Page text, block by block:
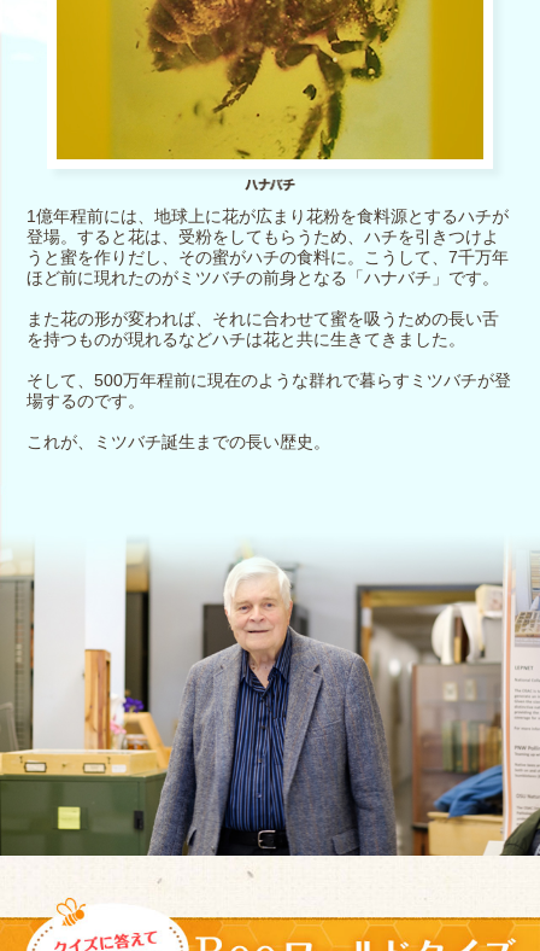
1億年程前には、地球上に花が広まり花粉を食料源とするハチが
登場。すると花は、受粉をしてもらうため、ハチを引きつけよ
うと蜜を作りだし、その蜜がハチの食料に。こうして、7千万年
ほど前に現れたのがミツバチの前身となる「ハナバチ」です。
また花の形が変われば、それに合わせて蜜を吸うための長い舌
を持つものが現れるなどハチは花と共に生きてきました。
そして、500万年程前に現在のような群れで暮らすミツバチが登
場するのです。
これが、ミツバチ誕生までの長い歴史。